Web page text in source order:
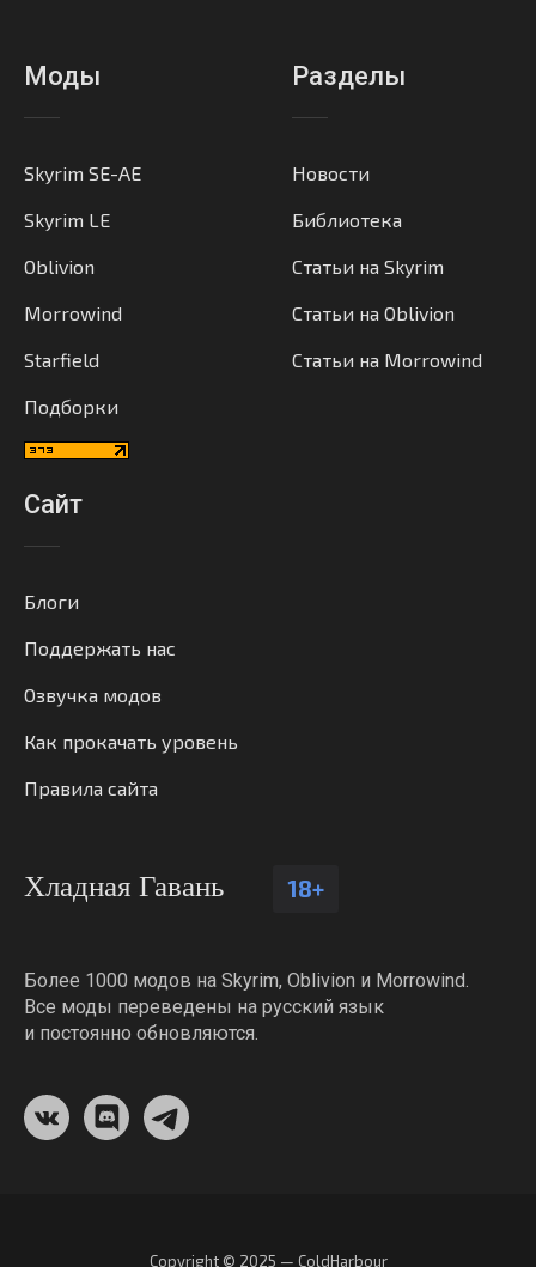
Моды
Skyrim SE-AE
Skyrim LE
Oblivion
Morrowind
Starfield
Подборки
Разделы
Новости
Библиотека
Статьи на Skyrim
Статьи на Oblivion
Статьи на Morrowind
Сайт
Блоги
Поддержать нас
Озвучка модов
Как прокачать уровень
Правила сайта
Хладная Гавань 18+
Более 1000 модов на Skyrim, Oblivion и Morrowind.
Все моды переведены на русский язык
и постоянно обновляются.
Copyright © 2025 — ColdHarbour